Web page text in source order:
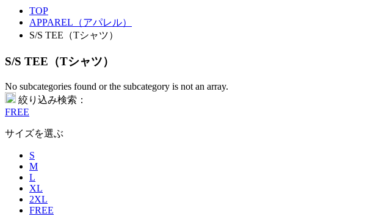
TOP
APPAREL（アパレル）
S/S TEE（Tシャツ）
S/S TEE（Tシャツ）
No subcategories found or the subcategory is not an array.
絞り込み検索：
FREE
サイズを選ぶ
S
M
L
XL
2XL
FREE